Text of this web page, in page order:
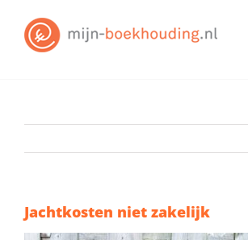
content
Jachtkosten niet zakelijk